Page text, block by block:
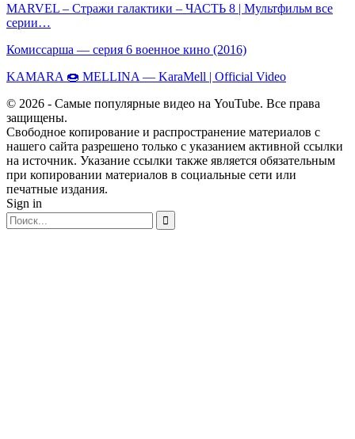
MARVEL – Стражи галактики – ЧАСТЬ 8 | Мультфильм все
серии…
Комиссарша — серия 6 военное кино (2016)
KAMARA 🍩 MELLINA — KaraMell | Official Video
© 2026 - Самые популярные видео на YouTube. Все права
защищены.
Свободное копирование и распространение материалов с
нашего сайта разрешено только с указанием активной ссылки
на источник. Указание ссылки также является обязательным
при копировании материалов в социальные сети или
печатные издания.
Sign in